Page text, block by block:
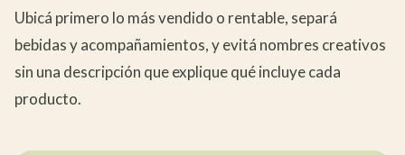
Ubicá primero lo más vendido o rentable, separá
bebidas y acompañamientos, y evitá nombres creativos
sin una descripción que explique qué incluye cada
producto.